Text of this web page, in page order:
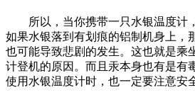
所以，当你携带一只水银温度计
如果水银落到有划痕的铝制机身上，
也可能导致悲剧的发生。这也就是乘
计登机的原因。 而且汞本身也有是有
使用水银温度计时，也一定要注意安